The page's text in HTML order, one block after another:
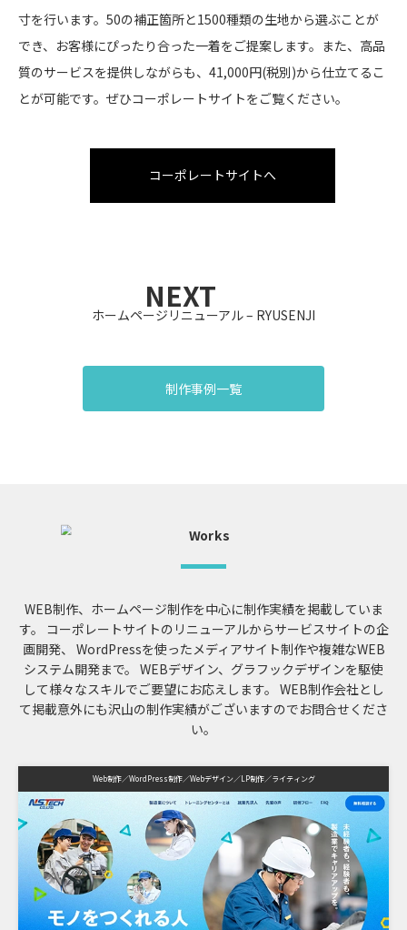
寸を行います。50の補正箇所と1500種類の生地から選ぶことが
でき、お客様にぴったり合った一着をご提案します。また、高品
質のサービスを提供しながらも、41,000円(税別)から仕立てるこ
とが可能です。ぜひコーポレートサイトをご覧ください。
コーポレートサイトへ
NEXT
ホームページリニューアル – RYUSENJI
制作事例一覧
WEB制作、ホームページ制作を中心に制作実績を掲載していま
す。
コーポレートサイトのリニューアルからサービスサイトの企
画開発、
WordPressを使ったメディアサイト制作や複雑なWEB
システム開発まで。 WEBデザイン、グラフックデザインを駆使
して様々なスキルでご要望にお応えします。 WEB制作会社とし
て掲載意外にも沢山の制作実績がございますのでお問合せくださ
い。
Web制作 WordPress制作 Webデザイン LP制作 ライティング